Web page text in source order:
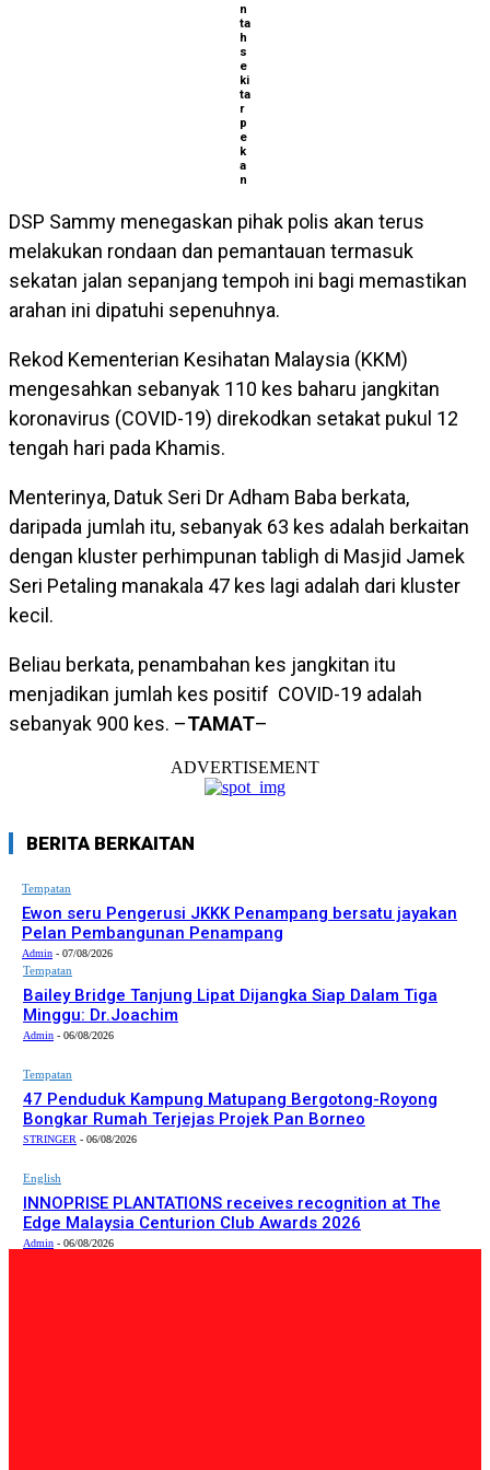
n
ta
h
s
e
ki
ta
r
p
e
k
a
n
DSP Sammy menegaskan pihak polis akan terus
melakukan rondaan dan pemantauan termasuk
sekatan jalan sepanjang tempoh ini bagi memastikan
arahan ini dipatuhi sepenuhnya.
Rekod Kementerian Kesihatan Malaysia (KKM)
mengesahkan sebanyak 110 kes baharu jangkitan
koronavirus (COVID-19) direkodkan setakat pukul 12
tengah hari pada Khamis.
Menterinya, Datuk Seri Dr Adham Baba berkata,
daripada jumlah itu, sebanyak 63 kes adalah berkaitan
dengan kluster perhimpunan tabligh di Masjid Jamek
Seri Petaling manakala 47 kes lagi adalah dari kluster
kecil.
Beliau berkata, penambahan kes jangkitan itu
menjadikan jumlah kes positif COVID-19 adalah
sebanyak 900 kes. –TAMAT–
ADVERTISEMENT
BERITA BERKAITAN
Tempatan
Ewon seru Pengerusi JKKK Penampang bersatu jayakan
Pelan Pembangunan Penampang
Admin - 07/08/2026
Tempatan
Bailey Bridge Tanjung Lipat Dijangka Siap Dalam Tiga
Minggu: Dr.Joachim
Admin - 06/08/2026
Tempatan
47 Penduduk Kampung Matupang Bergotong-Royong
Bongkar Rumah Terjejas Projek Pan Borneo
STRINGER - 06/08/2026
English
INNOPRISE PLANTATIONS receives recognition at The
Edge Malaysia Centurion Club Awards 2026
Admin - 06/08/2026